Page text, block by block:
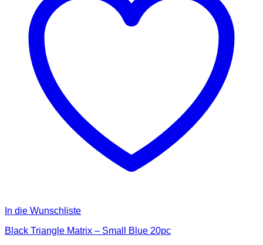
In die Wunschliste
Black Triangle Matrix – Small Blue 20pc